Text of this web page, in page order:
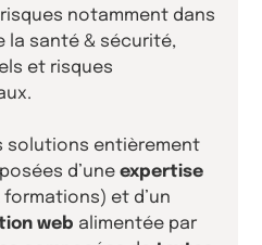
notamment dans
la santé & sécurité,
et risques
solutions entièrement
d’une expertise
et d’un
web alimentée par